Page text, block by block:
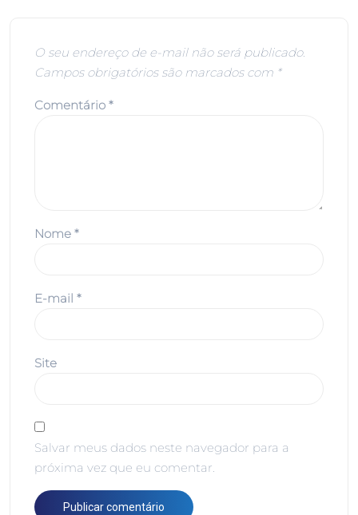
O seu endereço de e-mail não será publicado.
Campos obrigatórios são marcados com *
Comentário *
Nome *
E-mail *
Site
Salvar meus dados neste navegador para a
próxima vez que eu comentar.